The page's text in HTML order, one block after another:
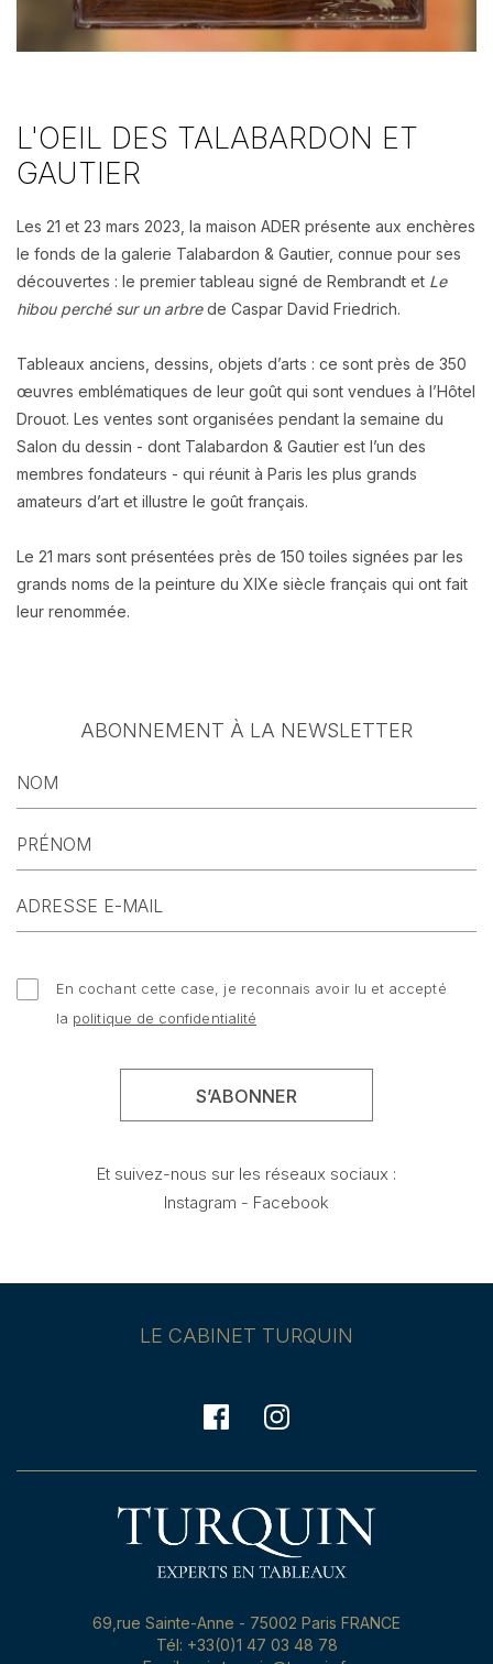
L'OEIL DES TALABARDON ET
GAUTIER
Les 21 et 23 mars 2023, la maison ADER présente aux enchères
le fonds de la galerie Talabardon & Gautier, connue pour ses
découvertes : le premier tableau signé de Rembrandt et Le
hibou perché sur un arbrede Caspar David Friedrich.
Tableaux anciens, dessins, objets d’arts : ce sont près de 350
œuvres emblématiques de leur goût qui sont vendues à l’Hôtel
Drouot. Les ventes sont organisées pendant la semaine du
Salon du dessin - dont Talabardon & Gautier est l’un des
membres fondateurs - qui réunit à Paris les plus grands
amateurs d’art et illustre le goût français.
Le 21 mars sont présentées près de 150 toiles signées par les
grands noms de la peinture du XIXe siècle français qui ont fait
leur renommée.
ABONNEMENT À LA NEWSLETTER
En cochant cette case, je reconnais avoir lu et accepté
la politique de confidentialité
Et suivez-nous sur les réseaux sociaux :
Instagram - Facebook
LE CABINET TURQUIN
69,rue Sainte-Anne - 75002 Paris FRANCE
Tél: +33(0)1 47 03 48 78